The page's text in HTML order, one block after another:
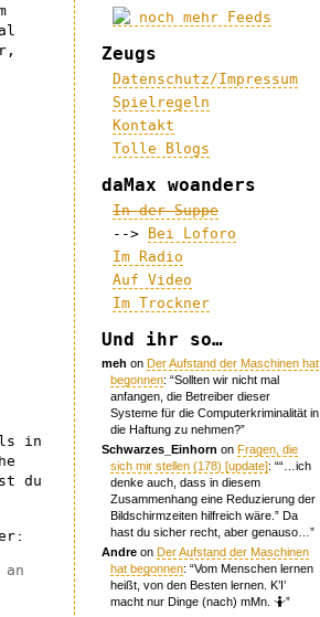
in
du
noch mehr Feeds
Zeugs
Datenschutz/Impressum
Spielregeln
Kontakt
Tolle Blogs
daMax woanders
In der Suppe
-->
Bei Loforo
Im Radio
Auf Video
Im Trockner
Und ihr so…
meh onDer Aufstand der Maschinen hat
begonnen: “Sollten wir nicht mal
anfangen, die Betreiber dieser
Systeme für die Computerkriminalität in
die Haftung zu nehmen?”
Schwarzes_Einhorn onFragen, die
sich mir stellen (178) [update]: ““…ich
denke auch, dass in diesem
Zusammenhang eine Reduzierung der
Bildschirmzeiten hilfreich wäre.” Da
hast du sicher recht, aber genauso… ”
Andre onDer Aufstand der Maschinen
hat begonnen: “Vom Menschen lernen
heißt, von den Besten lernen. K’I’
macht nur Dinge (nach) mMn. 🤷”